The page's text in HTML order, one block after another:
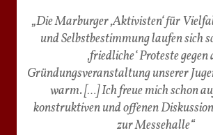
„Die Marburger ‚Aktivisten‘ für
und Selbstbestimmung laufen sich
‚friedliche‘ Proteste gegen
Gründungsveranstaltung unserer
warm. […] Ich freue mich schon
konstruktiven und offenen
zur Messehalle“